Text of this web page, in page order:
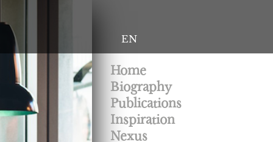
EN
Home
Biography
Publications
Inspiration
Nexus